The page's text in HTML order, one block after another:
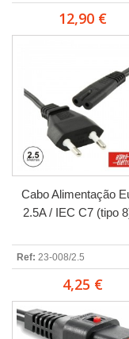
12,90 €
Cabo Alimentação
2.5A / IEC C7 (tipo
Ref: 23-008/2.5
4,25 €